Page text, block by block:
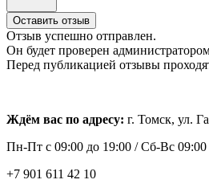
Оставить отзыв
Отзыв успешно отправлен.
Он будет проверен
Перед публикацией отзывы
Ждём вас по адресу: г. Томск, ул.
Пн-Пт с 09:00 до 19:00 /Сб-Вс 09:00
+7 901 611 42 10